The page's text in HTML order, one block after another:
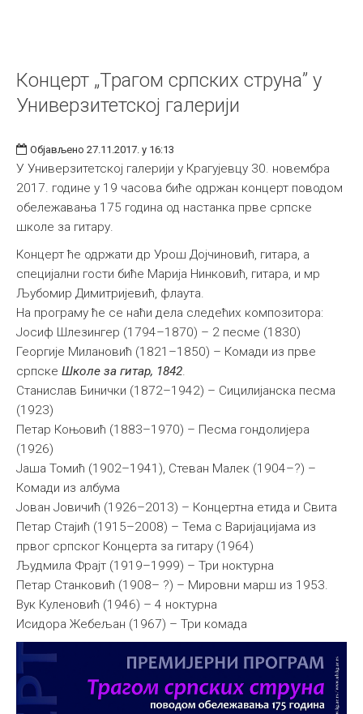
Концерт „Трагом српских струна” у
Универзитетској галерији
Објављено 27.11.2017. у 16:13
У Универзитетској галерији у Крагујевцу 30. новембра
2017. године у 19 часова биће одржан концерт поводом
обележавања 175 година од настанка прве српске
школе за гитару.
Концерт ће одржати др Урош Дојчиновић, гитара, а
специјални гости биће Марија Нинковић, гитара, и мр
Љубомир Димитријевић, флаута.
На програму ће се наћи дела следећих композитора:
Јосиф Шлезингер (1794–1870) – 2 песме (1830)
Георгије Милановић (1821–1850) – Комади из прве
српске Школе за гитар, 1842.
Станислав Бинички (1872–1942) – Сицилијанска песма
(1923)
Петар Коњовић (1883–1970) – Песма гондолијера
(1926)
Јаша Томић (1902–1941), Стеван Малек (1904–?) –
Комади из албума
Јован Јовичић (1926–2013) – Концертна етида и Свита
Петар Стајић (1915–2008) – Тема с Варијацијама из
првог српског Концерта за гитару (1964)
Људмила Фрајт (1919–1999) – Три ноктурна
Петар Станковић (1908– ?) – Мировни марш из 1953.
Вук Куленовић (1946) – 4 ноктурна
Исидора Жебељан (1967) – Три комада